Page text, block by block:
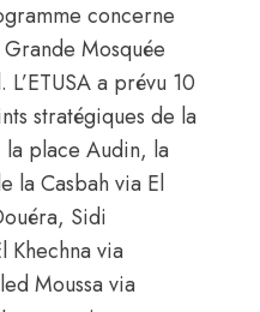
concerne
Mosquée
a prévu 10
stratégiques de la
place Audin, la
la Casbah via El
Sidi
Khechna via
Moussa via